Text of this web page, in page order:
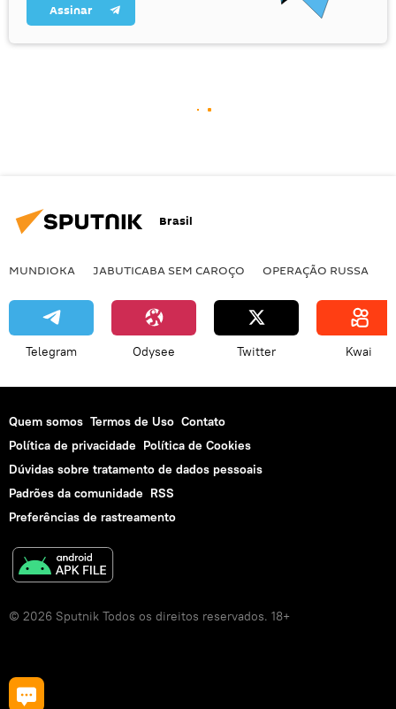
Assinar
Brasil
MUNDIOKA JABUTICABA SEM CAROÇO OPERAÇÃO RUSSA
Telegram Odysee Twitter Kwai
Quem somos Termos de Uso Contato
Política de privacidade Política de Cookies
Dúvidas sobre tratamento de dados pessoais
Padrões da comunidade RSS
Preferências de rastreamento
© 2026 Sputnik Todos os direitos reservados. 18+